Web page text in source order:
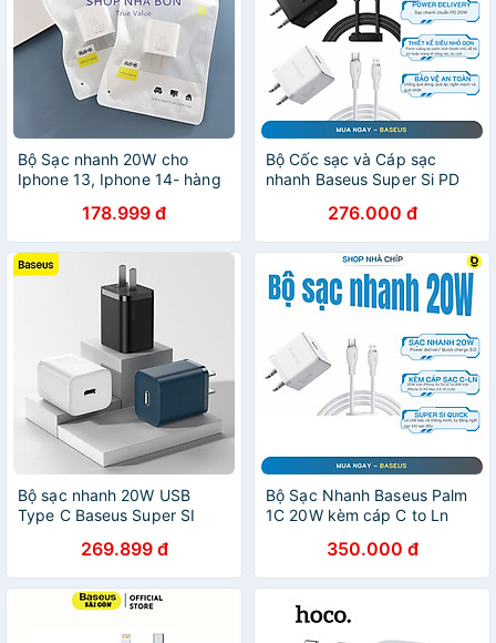
Bộ Sạc nhanh 20W cho
Iphone 13, Iphone 14- hàng
178.999 đ
Bộ Cốc sạc và Cáp sạc
nhanh Baseus Super Si PD
12 (Hàng chính hãng)
276.000 đ
Bộ sạc nhanh 20W USB
Type C Baseus Super SI
iPhone 12 (1C, 20W, Chân
dẹt) - Hàng chính hãng
269.899 đ
Bộ Sạc Nhanh Baseus Palm
1C 20W kèm cáp C to Ln
14/13/12/11/x/...Hàng Chính
Hãng
350.000 đ